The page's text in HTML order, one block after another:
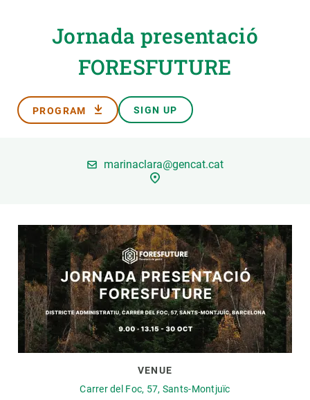
Jornada presentació
FORESFUTURE
PROGRAM SIGN UP
marinaclara@gencat.cat
VENUE
Carrer del Foc, 57, Sants-Montjuïc
Responsive
menu
JOIN US